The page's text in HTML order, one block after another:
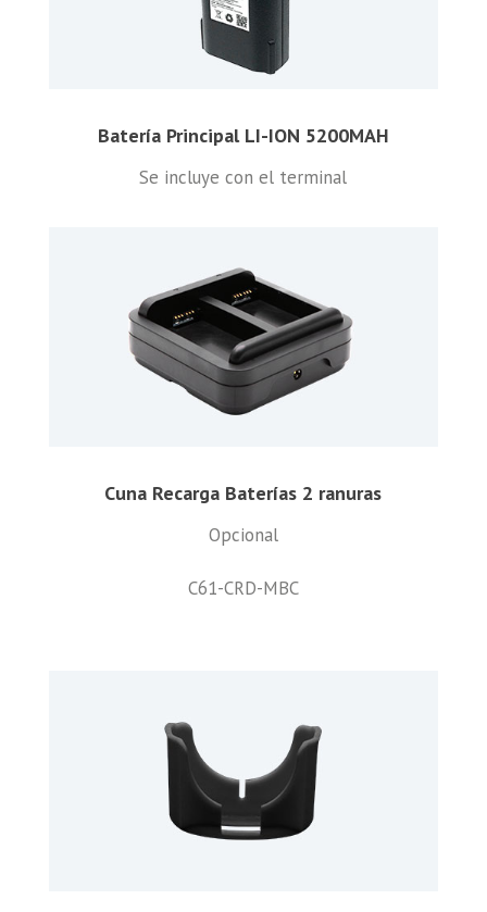
Batería Principal LI-ION 5200MAH
Se incluye con el terminal
Cuna Recarga Baterías 2 ranuras
Opcional
C61-CRD-MBC